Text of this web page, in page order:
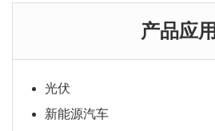
产品应用
光伏
新能源汽车